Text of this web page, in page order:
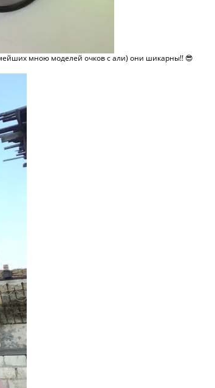
мною моделей очков с али) они шикарны!! 😎